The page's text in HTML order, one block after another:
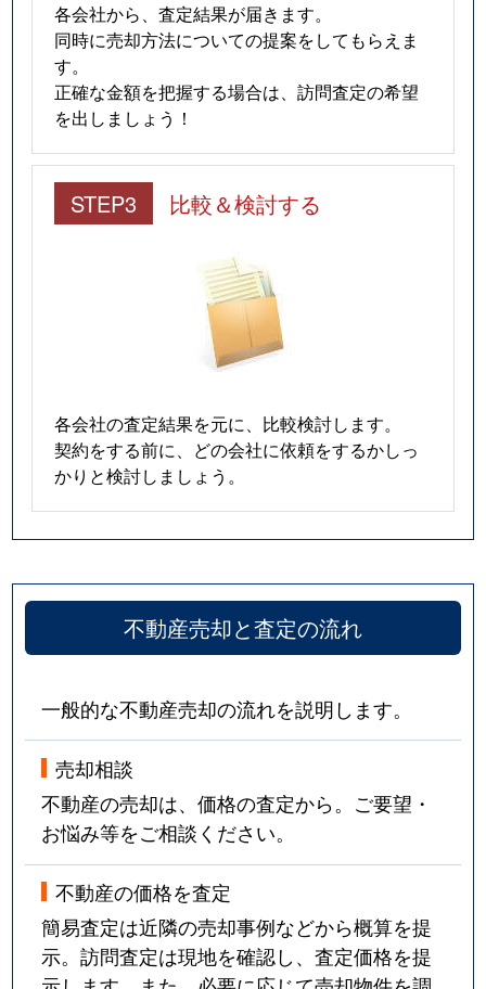
各会社から、査定結果が届きます。
同時に売却方法についての提案をしてもらえま
す。
正確な金額を把握する場合は、訪問査定の希望
を出しましょう！
STEP3 比較＆検討する
各会社の査定結果を元に、比較検討します。
契約をする前に、どの会社に依頼をするかしっ
かりと検討しましょう。
不動産売却と査定の流れ
一般的な不動産売却の流れを説明します。
売却相談
不動産の売却は、価格の査定から。ご要望・
お悩み等をご相談ください。
不動産の価格を査定
簡易査定は近隣の売却事例などから概算を提
示。訪問査定は現地を確認し、査定価格を提